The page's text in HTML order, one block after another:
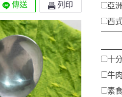
傳送 列印
亞
西
十
牛
素